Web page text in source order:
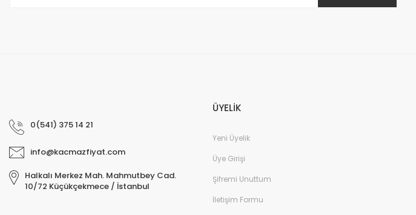
0(541) 375 14 21
info@kacmazfiyat.com
Halkalı Merkez Mah. Mahmutbey Cad.
10/72 Küçükçekmece / İstanbul
ÜYELİK
Yeni Üyelik
Üye Girişi
Şifremi Unuttum
İletişim Formu